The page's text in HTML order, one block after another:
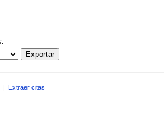
Exportar
Extraer citas